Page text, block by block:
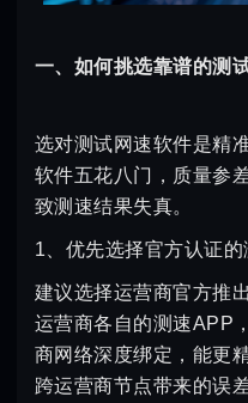
一、如何挑选靠谱的测
选对测试网速软件是精
软件五花八门，质量参
致测速结果失真。
1、优先选择官方认证
建议选择运营商官方推
运营商各自的测速APP
商网络深度绑定，能更
跨运营商节点带来的误